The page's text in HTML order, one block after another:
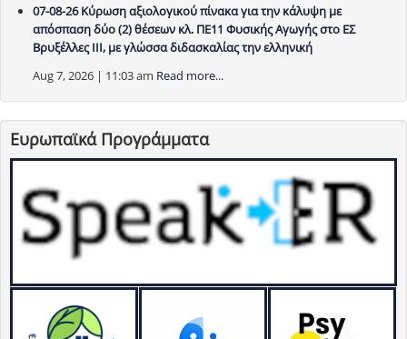
07-08-26 Κύρωση αξιολογικού πίνακα για την κάλυψη με
απόσπαση δύο (2) θέσεων κλ. ΠΕ11 Φυσικής Αγωγής στο ΕΣ
Βρυξέλλες ΙΙΙ, με γλώσσα διδασκαλίας την ελληνική
Aug 7, 2026 | 11:03 am Read more...
Ευρωπαϊκά Προγράμματα